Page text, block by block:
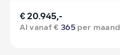
€ 20.945,-
Al vanaf €365 per maand